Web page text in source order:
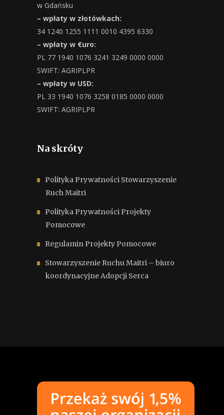
w Gdańsku
– wpłaty w złotówkach:
34 1240 1255 1111 0010 4395 6330
– wpłaty w €uro:
PL 77 1940 1076 3241 3249 0000 0000
SWIFT: AGRIPLPR
– wpłaty w USD:
PL 33 1940 1076 3258 0185 0000 0000
SWIFT: AGRIPLPR
Na skróty
Polityka Prywatności Stowarzyszenie
Ruch Maitri
Polityka Prywatności Projekty
Pomocowe
Regulamin Projekty Pomocowe
Stowarzyszenie Ruchu Maitri – biuro
koordynacyjne Adopcji Serca